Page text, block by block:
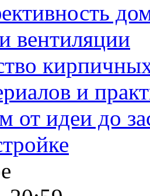
вентиляции
и
от идеи до